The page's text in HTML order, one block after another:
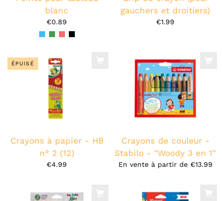
blanc
€0.89
gauchers et droitiers)
€1.99
ÉPUISÉ
Crayons à papier - HB
n° 2 (12)
€4.99
Crayons de couleur -
Stabilo - "Woody 3 en 1"
En vente à partir de €13.99